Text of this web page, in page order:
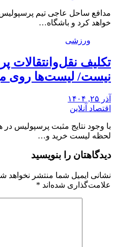
مدافع ساحل عاجی تیم پرسپولیس
خواهد کرد و باشگاه…
ورزشی
تکلیف
نیست/ لیست‌ها روی
آذر ۲۵, ۱۴۰۴
اقتصاد آنلاین
با وجود نتایج مثبت پرسپولیس در
لحظه لیست خرید و…
دیدگاهتان را بنویسید
نشانی ایمیل شما منتشر نخواهد
علامت‌گذاری شده‌اند *